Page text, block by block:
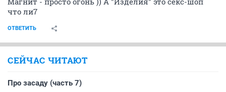
что ли7
ОТВЕТИТЬ
СЕЙЧАС ЧИТАЮТ
Про засаду (часть 7)